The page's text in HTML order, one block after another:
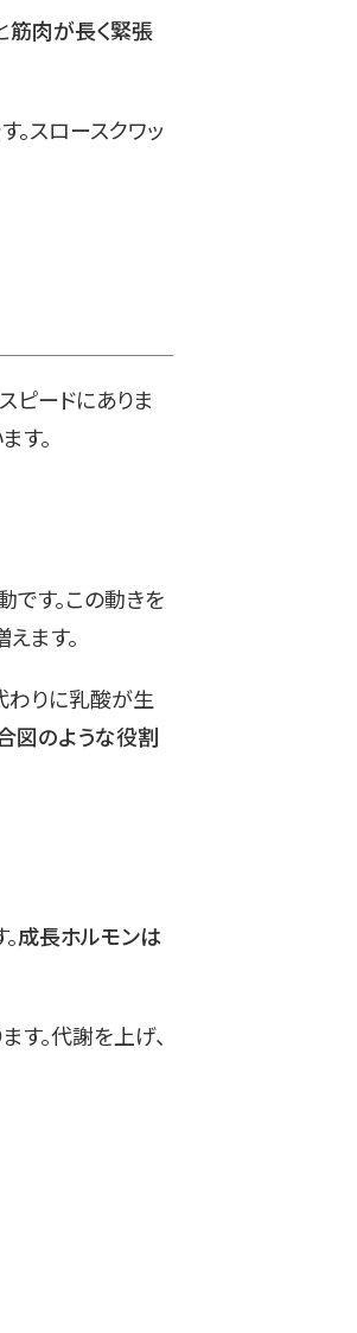
筋肉が長く緊張
スロースクワッ
ピードにありま
す。
す。この動きを
ます。
わりに乳酸が生
図のような役割
成長ホルモンは
す。代謝を上げ、